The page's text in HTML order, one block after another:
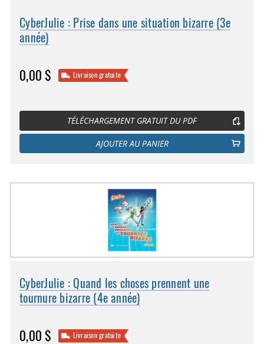
CyberJulie : Prise dans une situation bizarre (3e
année)
0,00 $ Livraison gratuite
TÉLÉCHARGEMENT GRATUIT DU PDF
AJOUTER AU PANIER
CyberJulie : Quand les choses prennent une
tournure bizarre (4e année)
0,00 $ Livraison gratuite